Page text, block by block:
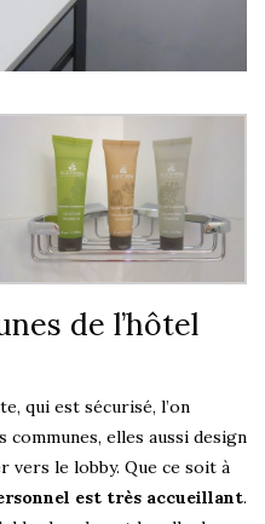
de l’hôtel
qui est sécurisé, l’on
communes, elles aussi design
vers le lobby. Que ce soit à
est très accueillant.